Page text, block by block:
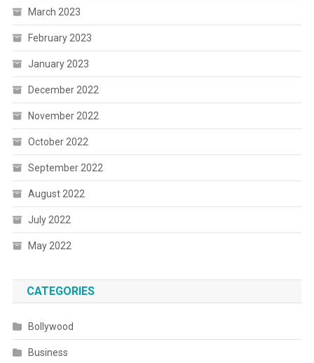
March 2023
February 2023
January 2023
December 2022
November 2022
October 2022
September 2022
August 2022
July 2022
May 2022
CATEGORIES
Bollywood
Business